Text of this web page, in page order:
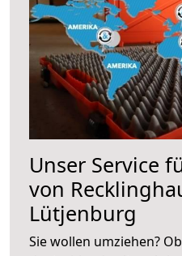
Unser Service
von
Lütjenburg
Sie wollen umziehen?